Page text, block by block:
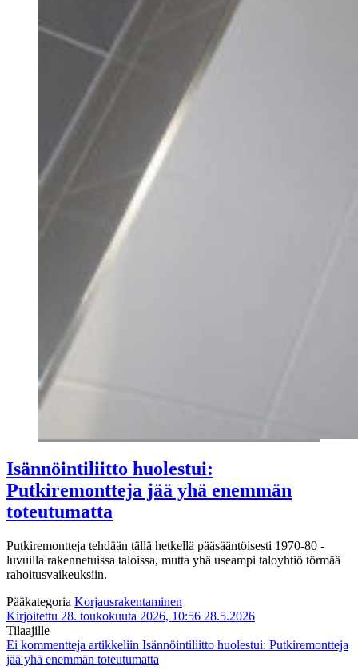
Isännöintiliitto huolestui:
Putkiremontteja jää yhä enemmän
toteutumatta
Putkiremontteja tehdään tällä hetkellä pääsääntöisesti 1970-80 -
luvuilla rakennetuissa taloissa, mutta yhä useampi taloyhtiö törmää
rahoitusvaikeuksiin.
Pääkategoria Korjausrakentaminen
Kirjoitettu 28. toukokuuta 2026, 10:56 28.5.2026
Tilaajille
Ei kommentteja artikkeliin Isännöintiliitto huolestui: Putkiremontteja
jää yhä enemmän toteutumatta